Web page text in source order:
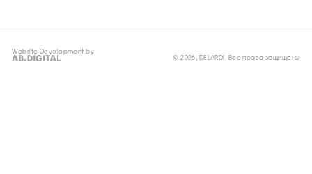
Website Development by
© 2026, DELARDI. Все права защищены